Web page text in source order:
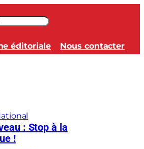
éditoriale Nous contacter
: Stop à la
!